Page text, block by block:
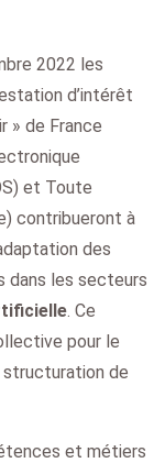
2022 les
d’intérêt
» de France
et Toute
contribueront à
des
dans les secteurs
. Ce
pour le
structuration de
et métiers